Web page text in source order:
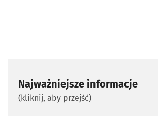
Najważniejsze informacje
(kliknij, aby przejść)